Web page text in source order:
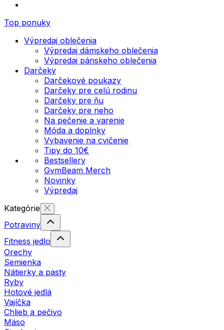
Top ponuky
Výpredaj oblečenia
Výpredaj dámskeho oblečenia
Výpredaj pánskeho oblečenia
Darčeky
Darčekové poukazy
Darčeky pre celú rodinu
Darčeky pre ňu
Darčeky pre neho
Na pečenie a varenie
Móda a doplnky
Vybavenie na cvičenie
Tipy do 10€
Bestsellery
GymBeam Merch
Novinky
Výpredaj
Kategórie
Potraviny
Fitness jedlo
Orechy
Semienka
Nátierky a pasty
Ryby
Hotové jedlá
Vajíčka
Chlieb a pečivo
Mäso